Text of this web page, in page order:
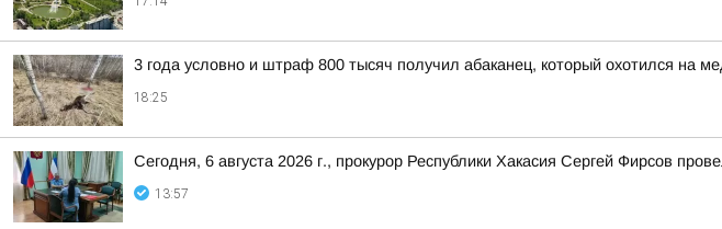
3 года условно и штраф 800 тысяч получил абаканец, который охотился на
18:25
Сегодня, 6 августа 2026 г., прокурор Республики Хакасия Сергей Фирсов
13:57